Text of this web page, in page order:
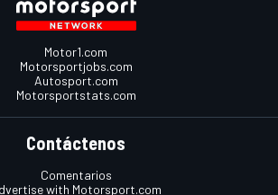
Motor1.com
Motorsportjobs.com
Autosport.com
Motorsportstats.com
Contáctenos
Comentarios
with Motorsport.com